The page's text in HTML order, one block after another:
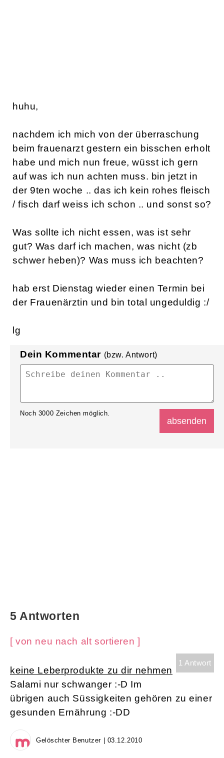
huhu,
nachdem ich mich von der überraschung
beim frauenarzt gestern ein bisschen erholt
habe und mich nun freue, wüsst ich gern
auf was ich nun achten muss. bin jetzt in
der 9ten woche .. das ich kein rohes fleisch
/ fisch darf weiss ich schon .. und sonst so?
Was sollte ich nicht essen, was ist sehr
gut? Was darf ich machen, was nicht (zb
schwer heben)? Was muss ich beachten?
hab erst Dienstag wieder einen Termin bei
der Frauenärztin und bin total ungeduldig :/
lg
Dein Kommentar (bzw. Antwort)
Noch 3000 Zeichen möglich.
5 Antworten
[ von neu nach alt sortieren ]
1 Antwort
keine Leberprodukte zu dir nehmen
Salami nur schwanger :-D Im
übrigen auch Süssigkeiten gehören zu einer
gesunden Ernährung :-DD
Gelöschter Benutzer | 03.12.2010